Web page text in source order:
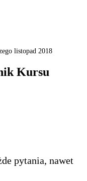
listopad 2018
Kursu
pytania, nawet